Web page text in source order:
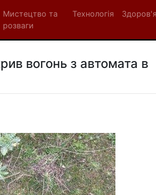
Мистецтво та
розваги
Технологія Здоров'я
вогонь з автомата в